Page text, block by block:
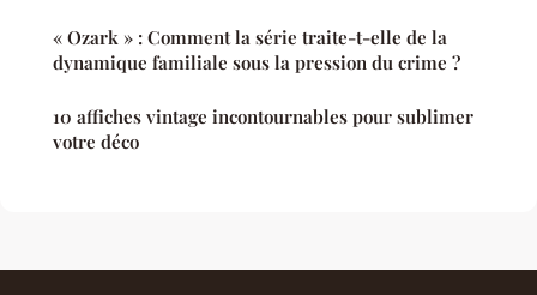
« Ozark » : Comment la série traite-t-elle de la
dynamique familiale sous la pression du crime ?
10 affiches vintage incontournables pour sublimer
votre déco